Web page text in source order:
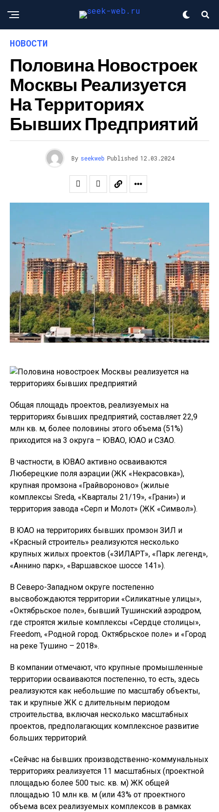
НОВОСТИ
Половина Новостроек
Москвы Реализуется
На Территориях
Бывших Предприятий
By seekweb Published 12.03.2024
Общая площадь проектов, реализуемых на
территориях бывших предприятий, составляет 22,9
млн кв. м, более половины этого объема (51%)
приходится на 3 округа – ЮВАО, ЮАО и СЗАО.
В частности, в ЮВАО активно осваиваются
Люберецкие поля аэрации (ЖК «Некрасовка»),
крупная промзона «Грайвороново» (жилые
комплексы Sreda, «Кварталы 21/19», «Грани») и
территория завода «Серп и Молот» (ЖК «Символ»).
В ЮАО на территориях бывших промзон ЗИЛ и
«Красный строитель» реализуются несколько
крупных жилых проектов («ЗИЛАРТ», «Парк легенд»,
«Аннино парк», «Варшавское шоссе 141»).
В Северо-Западном округе постепенно
высвобождаются территории «Силикатные улицы»,
«Октябрьское поле», бывший Тушинский аэродром,
где строятся жилые комплексы «Сердце столицы»,
Freedom, «Родной город. Октябрьское поле» и «Город
на реке Тушино – 2018».
В компании отмечают, что крупные промышленные
территории осваиваются постепенно, то есть, здесь
реализуются как небольшие по масштабу объекты,
так и крупные ЖК с длительным периодом
строительства, включая несколько масштабных
проектов, предполагающих комплексное развитие
больших территорий.
«Сейчас на бывших производственно-коммунальных
территориях реализуется 11 масштабных (проектной
площадью более 500 тыс. кв. м) ЖК общей
площадью 10 млн кв. м (или 43% от проектного
объема всех реализуемых комплексов в рамках